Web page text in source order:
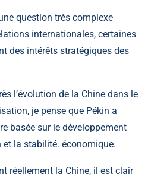
une question très complexe
internationales, certaines
des intérêts stratégiques des
l’évolution de la Chine dans le
je pense que Pékin a
basée sur le développement
et la stabilité. économique.
réellement la Chine, il est clair